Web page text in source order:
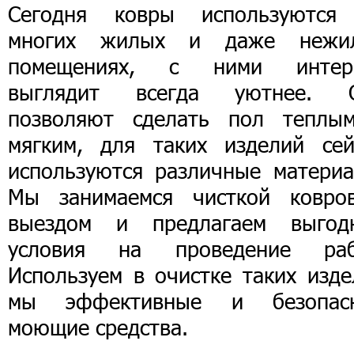
Сегодня ковры
многих жилых и даже
помещениях, с ними
выглядит всегда уютнее.
позволяют сделать пол
мягким, для таких изделий
используются различные
Мы занимаемся чисткой
выездом и предлагаем
условия на проведение
Используем в очистке таких
мы эффективные и
моющие средства.